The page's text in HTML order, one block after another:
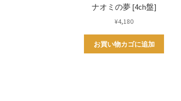
ナオミの夢 [4ch盤]
¥4,180
お買い物カゴに追加